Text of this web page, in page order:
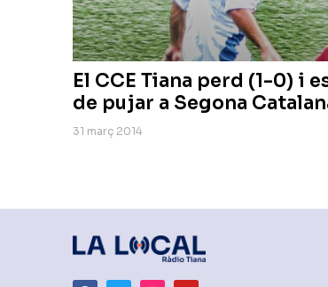
El CCE Tiana perd (1-0) i
de pujar a Segona
31 març 2014